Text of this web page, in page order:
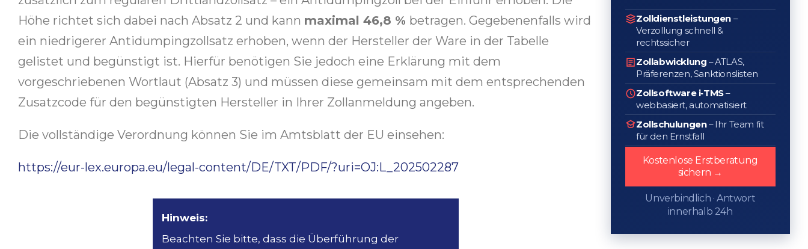
Höhe richtet sich dabei nach Absatz 2 und kann maximal 46,8 % betragen. Gegebenenfalls wird
ein niedrigerer Antidumpingzollsatz erhoben, wenn der Hersteller der Ware in der Tabelle
gelistet und begünstigt ist. Hierfür benötigen Sie jedoch eine Erklärung mit dem
vorgeschriebenen Wortlaut (Absatz 3) und müssen diese gemeinsam mit dem entsprechenden
Zusatzcode für den begünstigten Hersteller in Ihrer Zollanmeldung angeben.
Die vollständige Verordnung können Sie im Amtsblatt der EU einsehen:
https://eur-lex.europa.eu/legal-content/DE/TXT/PDF/?uri=OJ:L_202502287
Hinweis:
Beachten Sie bitte, dass die Überführung der
Zolldienstleistungen –
Verzollung schnell &
rechtssicher
Zollabwicklung – ATLAS,
Präferenzen, Sanktionslisten
Zollsoftware i‑TMS–
webbasiert, automatisiert
Zollschulungen– Ihr Team fit
für den Ernstfall
Kostenlose Erstberatung
sichern →
Unverbindlich · Antwort
innerhalb 24h